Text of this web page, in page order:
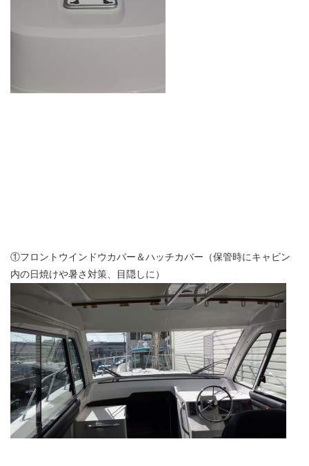
①フロントウインドウカバー＆ハッチカバー（保管時にキャビン
内の日焼けや暑さ対策、目隠しに）